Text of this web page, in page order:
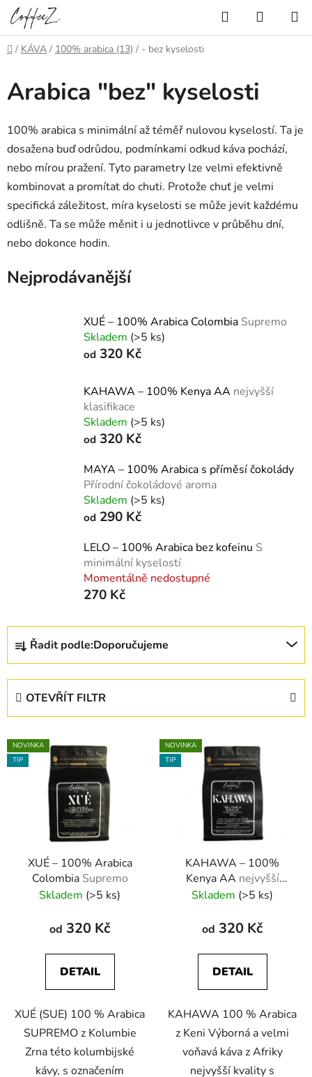
Přejít
na
obsah
Hledat
KOŠÍK
Domů
/ KÁVA / 100% arabica (13) / - bez kyselosti
Arabica "bez" kyselosti
100% arabica s minimální až téměř nulovou kyselostí. Ta je
dosažena buď odrůdou, podmínkami odkud káva pochází,
nebo mírou pražení. Tyto parametry lze velmi efektivně
kombinovat a promítat do chuti. Protože chuť je velmi
specifická záležitost, míra kyselosti se může jevit každému
odlišně. Ta se může měnit i u jednotlivce v průběhu dní,
nebo dokonce hodin.
Nejprodávanější
XUÉ – 100% Arabica Colombia Supremo
Skladem (>5 ks)
od 320 Kč
KAHAWA – 100% Kenya AA nejvyšší
klasifikace
Skladem (>5 ks)
od 320 Kč
MAYA – 100% Arabica s příměsí čokolády
Přírodní čokoládové aroma
Skladem (>5 ks)
od 290 Kč
LELO – 100% Arabica bez kofeinu S
minimální kyselostí
Momentálně nedostupné
270 Kč
Ř
z
p
r
Řadit podle:Doporučujeme
OTEVŘÍT FILTR
V
ý
NOVINKA
TIP
XUÉ – 100% Arabica
Colombia Supremo
Skladem (>5 ks)
od 320 Kč
DETAIL
XUÉ (SUE) 100 % Arabica
SUPREMO z Kolumbie
Zrna této kolumbijské
kávy, s označením
NOVINKA
TIP
KAHAWA – 100%
Kenya AA nejvyšší
klasifikace
Skladem (>5 ks)
od 320 Kč
DETAIL
KAHAWA 100 % Arabica
z Keni Výborná a velmi
voňavá káva z Afriky
nejvyšší kvality s